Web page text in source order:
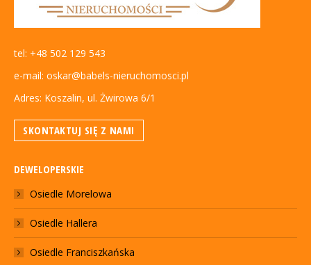
tel: +48 502 129 543
e-mail: oskar@babels-nieruchomosci.pl
Adres: Koszalin, ul. Żwirowa 6/1
SKONTAKTUJ SIĘ Z NAMI
DEWELOPERSKIE
Osiedle Morelowa
Osiedle Hallera
Osiedle Franciszkańska